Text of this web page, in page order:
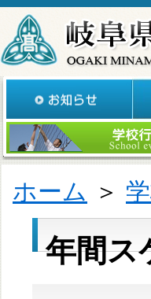
ホーム ＞
年間ス